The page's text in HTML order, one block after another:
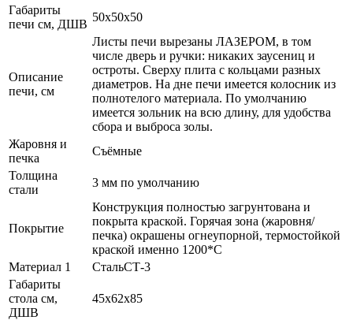
Габариты
печи см, ДШВ
50x50x50
Описание
печи, см
Листы печи вырезаны ЛАЗЕРОМ, в том
числе дверь и ручки: никаких заусениц и
остроты. Сверху плита с кольцами разных
диаметров. На дне печи имеется колосник из
полнотелого материала. По умолчанию
имеется зольник на всю длину, для удобства
сбора и выброса золы.
Жаровня и
печка
Съёмные
Толщина
стали
3 мм по умолчанию
Покрытие
Конструкция полностью загрунтована и
покрыта краской. Горячая зона (жаровня/
печка) окрашены огнеупорной, термостойкой
краской именно 1200*С
Материал 1
СтальСТ-3
Габариты
стола см,
ДШВ
45x62x85